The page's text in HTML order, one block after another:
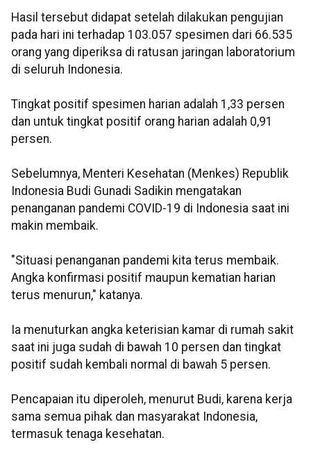
Hasil tersebut didapat setelah dilakukan pengujian
pada hari ini terhadap 103.057 spesimen dari 66.535
orang yang diperiksa di ratusan jaringan laboratorium
di seluruh Indonesia.
Tingkat positif spesimen harian adalah 1,33 persen
dan untuk tingkat positif orang harian adalah 0,91
persen.
Sebelumnya, Menteri Kesehatan (Menkes) Republik
Indonesia Budi Gunadi Sadikin mengatakan
penanganan pandemi COVID-19 di Indonesia saat ini
makin membaik.
"Situasi penanganan pandemi kita terus membaik.
Angka konfirmasi positif maupun kematian harian
terus menurun," katanya.
Ia menuturkan angka keterisian kamar di rumah sakit
saat ini juga sudah di bawah 10 persen dan tingkat
positif sudah kembali normal di bawah 5 persen.
Pencapaian itu diperoleh, menurut Budi, karena kerja
sama semua pihak dan masyarakat Indonesia,
termasuk tenaga kesehatan.